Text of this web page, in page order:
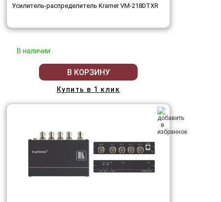
Усилитель-распределитель Kramer VM-218DTXR
В наличии
В КОРЗИНУ
Купить в 1 клик